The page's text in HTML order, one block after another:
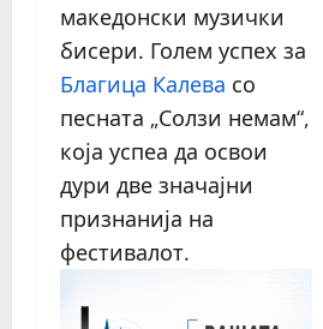
македонски музички
бисери. Голем успех за
Благица Калева со
песната „Солзи немам“,
која успеа да освои
дури две значајни
признанија на
фестивалот.